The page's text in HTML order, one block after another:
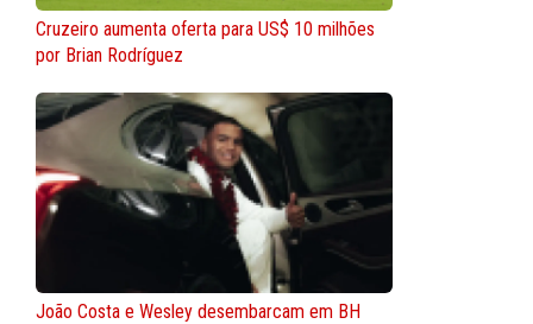
Cruzeiro aumenta oferta para US$ 10 milhões
por Brian Rodríguez
João Costa e Wesley desembarcam em BH